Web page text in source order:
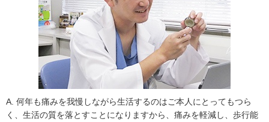
A. 何年も痛みを我慢しながら生活するのはご本人にとってもつら
く、生活の質を落とすことになりますから、痛みを軽減し、歩行能